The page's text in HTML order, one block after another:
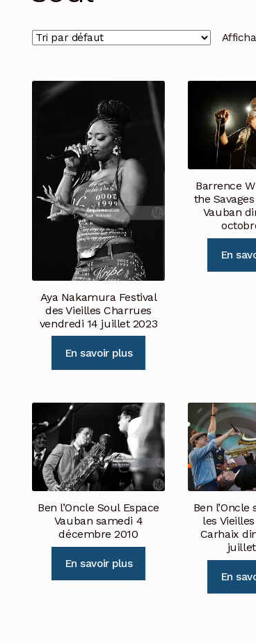
Aya Nakamura Festival
des Vieilles Charrues
vendredi 14 juillet 2023
En savoir plus
Barrence
the
Vauban
En
Ben l’Oncle Soul Espace
Vauban samedi 4
décembre 2010
En savoir plus
Ben l’Oncle
les
Carhaix
juillet
En